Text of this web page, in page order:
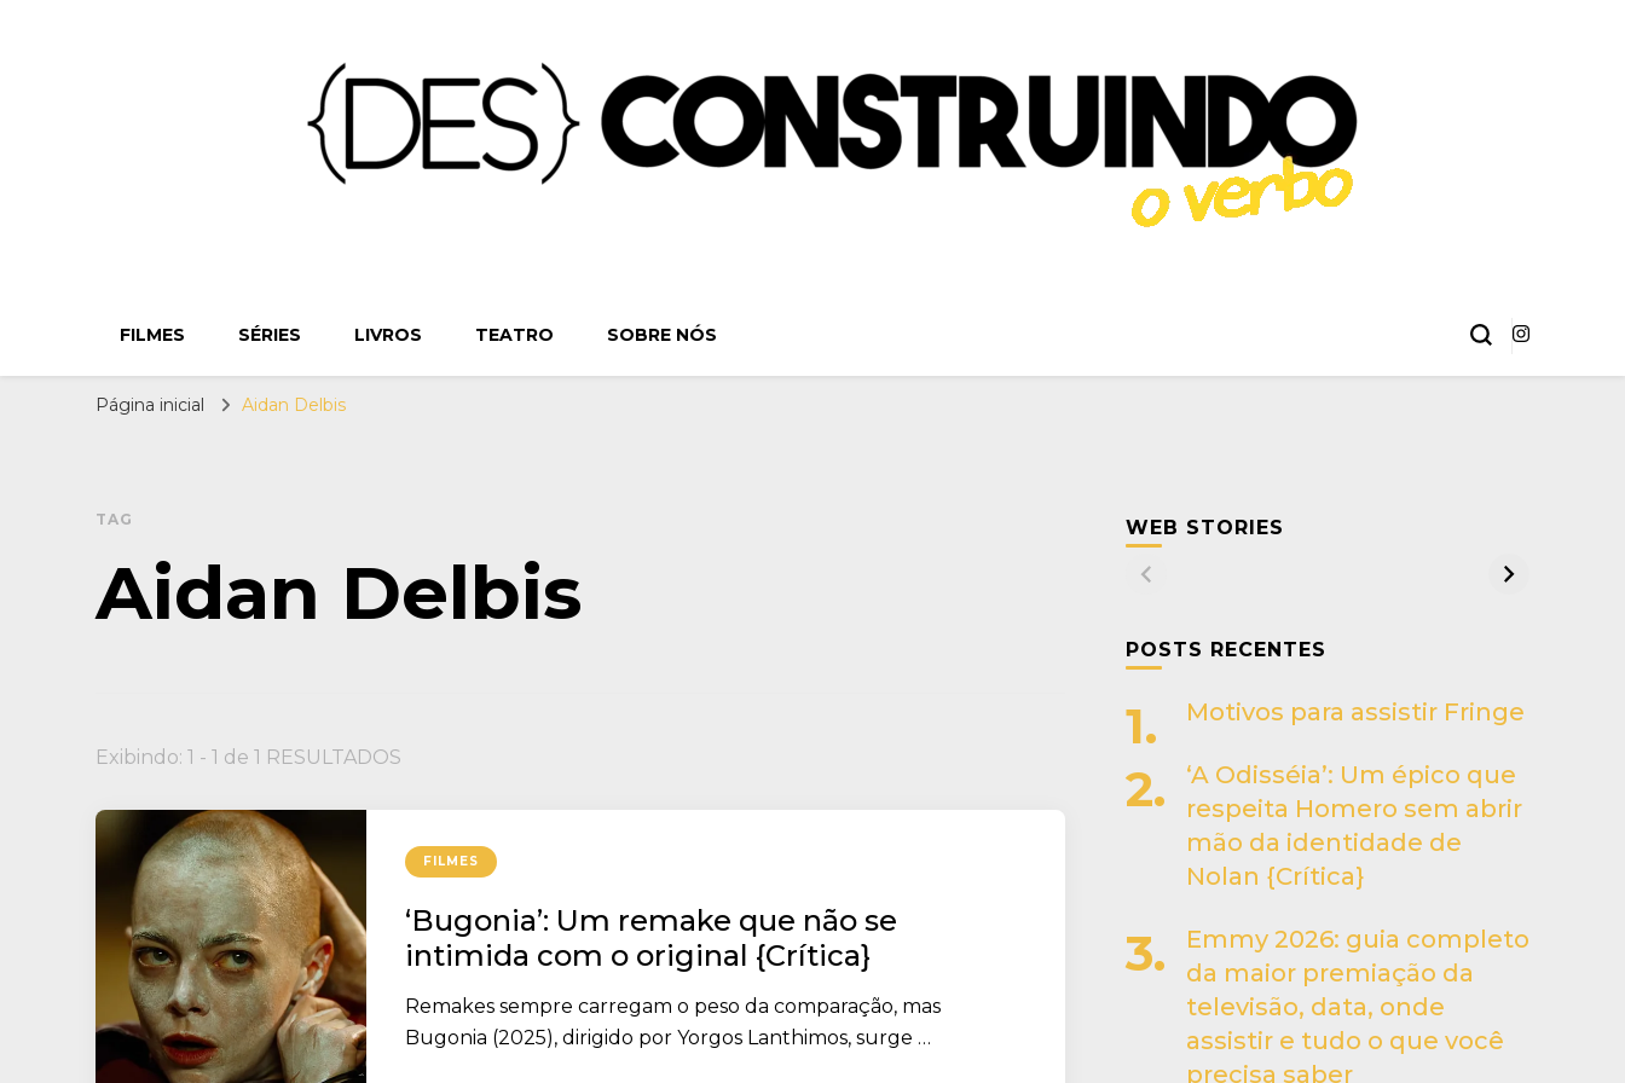
{Des}Construindo o Verbo | Séries, Livros,
Teatro e Cinema
FILMES SÉRIES LIVROS TEATRO SOBRE NÓS
Página inicial Aidan Delbis
TAG
Aidan Delbis
Exibindo: 1 - 1 de 1 RESULTADOS
FILMES
‘Bugonia’: Um remake que não se
intimida com o original {Crítica}
Remakes sempre carregam o peso da comparação, mas
Bugonia (2025), dirigido por Yorgos Lanthimos, surge …
WEB STORIES
POSTS RECENTES
Motivos para assistir Fringe
‘A Odisséia’: Um épico que
respeita Homero sem abrir
mão da identidade de
Nolan {Crítica}
Emmy 2026: guia completo
da maior premiação da
televisão, data, onde
assistir e tudo o que você
precisa saber